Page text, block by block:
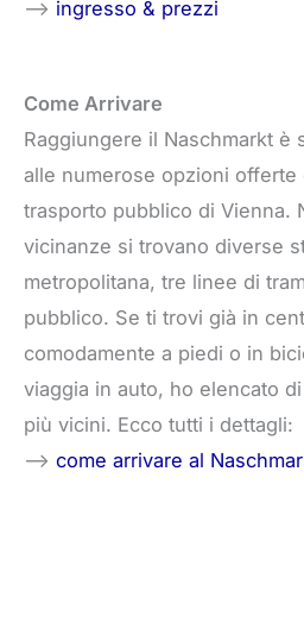
–> ingresso & prezzi
Come Arrivare
Raggiungere il Naschmarkt è
alle numerose opzioni offerte
trasporto pubblico di Vienna.
vicinanze si trovano diverse
metropolitana, tre linee di
pubblico. Se ti trovi già in
comodamente a piedi o in
viaggia in auto, ho elencato
più vicini. Ecco tutti i dettagli:
–> come arrivare al